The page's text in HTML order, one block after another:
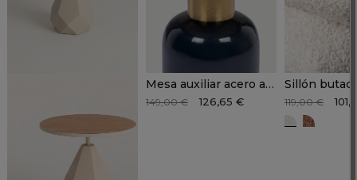
Mesa auxiliar acero azul LARIK
149,00 € 126,65 € 119,00 €
CREMA